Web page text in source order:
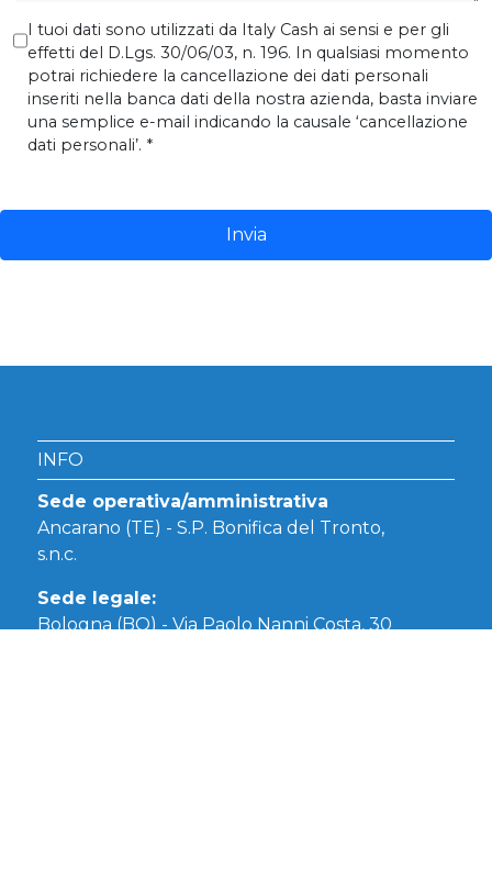
I tuoi dati sono utilizzati da Italy Cash ai sensi e per gli
effetti del D.Lgs. 30/06/03, n. 196. In qualsiasi momento
potrai richiedere la cancellazione dei dati personali
inseriti nella banca dati della nostra azienda, basta inviare
una semplice e-mail indicando la causale ‘cancellazione
dati personali’. *
Invia
INFO
Sede operativa/amministrativa
Ancarano (TE) - S.P. Bonifica del Tronto,
s.n.c.
Sede legale:
Bologna (BO) - Via Paolo Nanni Costa, 30